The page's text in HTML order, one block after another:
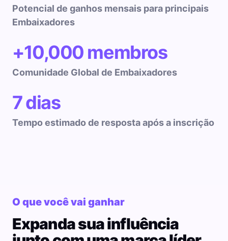
Potencial de ganhos mensais para principais
Embaixadores
+10,000 membros
Comunidade Global de Embaixadores
7 dias
Tempo estimado de resposta após a inscrição
O que você vai ganhar
Expanda sua influência